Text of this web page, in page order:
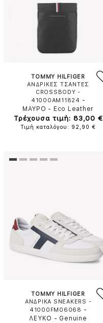
TOMMY HILFIGER
ΑΝΔΡΙΚΕΣ ΤΣΑΝΤΕΣ
CROSSBODY -
41000AM11824 -
ΜΑΥΡΟ - Eco Leather
Τρέχουσα τιμή: 83,00 €
Τιμή καταλόγου: 92,90 €
TOMMY HILFIGER
ΑΝΔΡΙΚΑ SNEAKERS -
41000FM06068 -
ΛΕΥΚΟ - Genuine